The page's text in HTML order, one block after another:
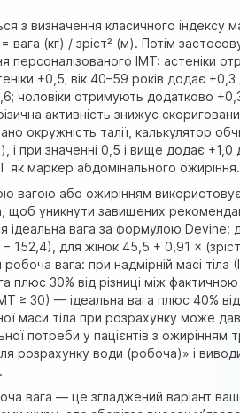
з визначення класичного індексу
(кг) / зріст² (м). Потім
персоналізованого ІМТ: астеніки
+0,5; вік 40–59 років додає
чоловіки отримують додатково
активність знижує
окружність талії, калькулятор
і при значенні 0,5 і вище додає +1,0
як маркер абдомінального ожиріння.
вагою абоожирінням
щоб уникнути завищених
ідеальна вага за формулою Devine:
152,4), для жінок 45,5 + 0,91 ×
вага: при надмірній масі тіла
плюс 30% від різниці між
≥ 30) — ідеальна вага плюс 40% від
маси тіла при розрахунку може
потреби у пацієнтів з ожирінням
розрахунку води (робоча)» і
вага — це згладжений варіант